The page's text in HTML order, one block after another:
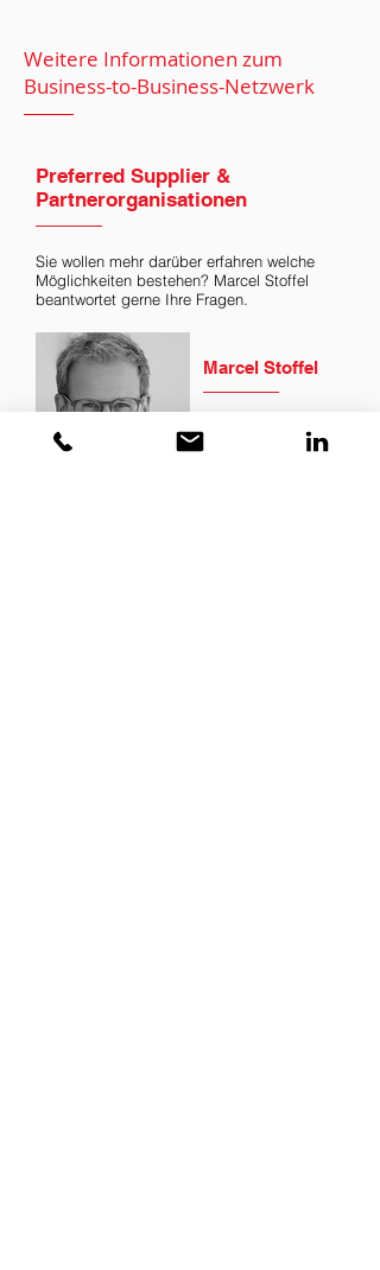
Weitere Informationen zum
Business-to-Business-Netzwerk
Preferred Supplier &
Partnerorganisationen
Sie wollen mehr darüber erfahren welche
Möglichkeiten bestehen? Marcel Stoffel
beantwortet gerne Ihre Fragen.
Marcel Stoffel
Gründer | CEO